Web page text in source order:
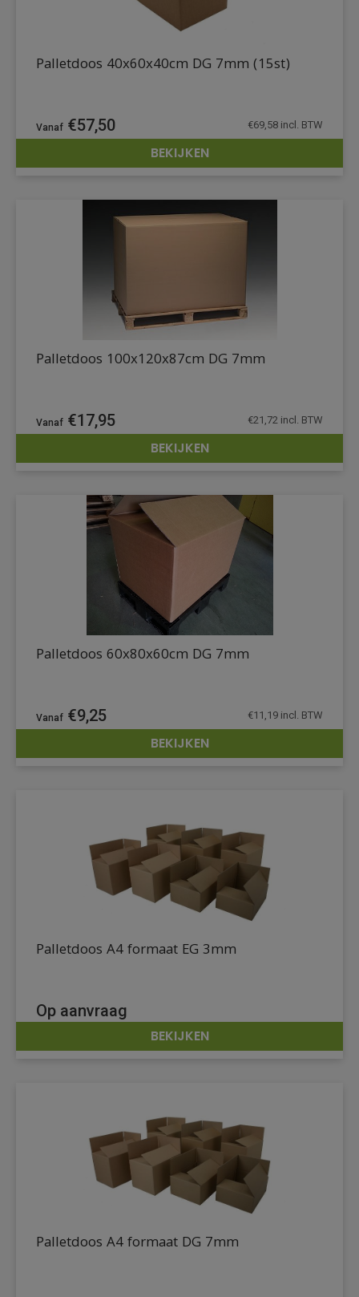
DETAILS
Palletdoos 40x60x40cm DG 7mm (15st)
€57,50 €69,58 incl. BTW
BEKIJKEN
DETAILS
Palletdoos 100x120x87cm DG 7mm
€17,95 €21,72 incl. BTW
BEKIJKEN
DETAILS
Palletdoos 60x80x60cm DG 7mm
€9,25 €11,19 incl. BTW
BEKIJKEN
DETAILS
Palletdoos A4 formaat EG 3mm
Op aanvraag
BEKIJKEN
Palletdoos A4 formaat DG 7mm